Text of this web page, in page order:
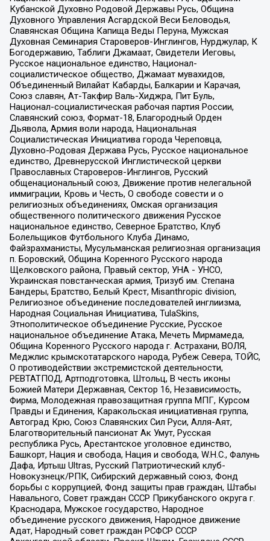
Кубанской Духовно Родовой Державы Русь, Община
Духовного Управления Асгардской Веси Беловодья,
Славянская Община Капища Веды Перуна, Мужская
Духовная Семинария Староверов-Инглингов, Нурджулар, К
Богодержавию, Таблиги Джамаат, Свидетели Иеговы,
Русское национальное единство, Национал-
социалистическое общество, Джамаат мувахидов,
Объединенный Вилайат Кабарды, Балкарии и Карачая,
Союз славян, Ат-Такфир Валь-Хиджра, Пит Буль,
Национал-социалистическая рабочая партия России,
Славянский союз, Формат-18, Благородный Орден
Дьявола, Армия воли народа, Национальная
Социалистическая Инициатива города Череповца,
Духовно-Родовая Держава Русь, Русское национальное
единство, Древнерусской Инглистической церкви
Православных Староверов-Инглингов, Русский
общенациональный союз, Движение против нелегальной
иммиграции, Кровь и Честь, О свободе совести и о
религиозных объединениях, Омская организация
общественного политического движения Русское
национальное единство, Северное Братство, Клуб
Болельщиков Футбольного Клуба Динамо,
Файзрахманисты, Мусульманская религиозная организация
п. Боровский, Община Коренного Русского народа
Щелковского района, Правый сектор, УНА - УНСО,
Украинская повстанческая армия, Тризуб им. Степана
Бандеры, Братство, Белый Крест, Misanthropic division,
Религиозное объединение последователей инглиизма,
Народная Социальная Инициатива, TulaSkins,
Этнополитическое объединение Русские, Русское
национальное объединение Атака, Мечеть Мирмамеда,
Община Коренного Русского народа г. Астрахани, ВОЛЯ,
Меджлис крымскотатарского народа, Рубеж Севера, ТОЙС,
О противодействии экстремистской деятельности,
РЕВТАТПОД, Артподготовка, Штольц, В честь иконы
Божией Матери Державная, Сектор 16, Независимость,
Фирма, Молодежная правозащитная группа МПГ, Курсом
Правды и Единения, Каракольская инициативная группа,
Автоград Крю, Союз Славянских Сил Руси, Алля-Аят,
Благотворительный пансионат Ак Умут, Русская
республика Русь, Арестантское уголовное единство,
Башкорт, Нация и свобода, Нация и свобода, W.H.С., Фалунь
Дафа, Иртыш Ultras, Русский Патриотический клуб-
Новокузнецк/РПК, Сибирский державный союз, Фонд
борьбы с коррупцией, Фонд защиты прав граждан, Штабы
Навального, Совет граждан СССР Прикубанского округа г.
Краснодара, Мужское государство, Народное
объединение русского движения, Народное движение
Адат, Народный совет граждан РСФСР СССР